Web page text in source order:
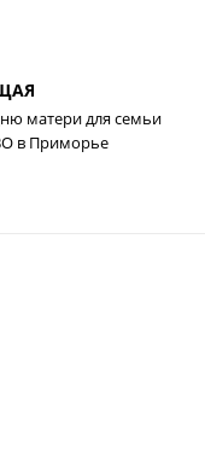
матери для семьи
в Приморье